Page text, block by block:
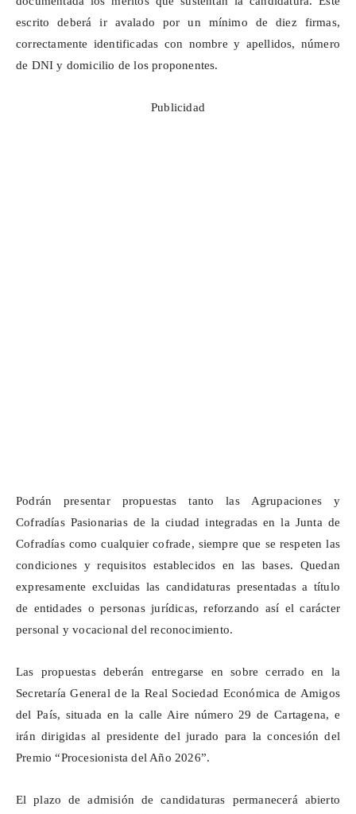
escrito deberá ir avalado por un mínimo de diez firmas,
correctamente identificadas con nombre y apellidos, número
de DNI y domicilio de los proponentes.
Publicidad
Podrán presentar propuestas tanto las Agrupaciones y
Cofradías Pasionarias de la ciudad integradas en la Junta de
Cofradías como cualquier cofrade, siempre que se respeten las
condiciones y requisitos establecidos en las bases. Quedan
expresamente excluidas las candidaturas presentadas a título
de entidades o personas jurídicas, reforzando así el carácter
personal y vocacional del reconocimiento.
Las propuestas deberán entregarse en sobre cerrado en la
Secretaría General de la Real Sociedad Económica de Amigos
del País, situada en la calle Aire número 29 de Cartagena, e
irán dirigidas al presidente del jurado para la concesión del
Premio “Procesionista del Año 2026”.
El plazo de admisión de candidaturas permanecerá abierto